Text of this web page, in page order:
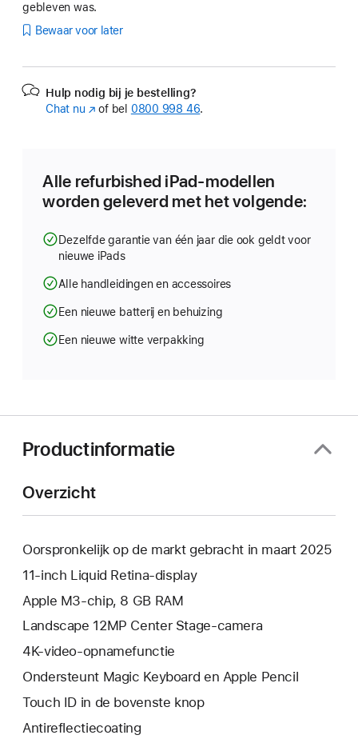
gebleven was.
Bewaar voor later
Hulp nodig bij je bestelling?
Chat nu (Wordt
geopend)
of bel 0800 998 46.
Alle refurbished iPad-modellen
worden geleverd met het volgende:
Dezelfde garantie van één jaar die ook geldt voor
nieuwe iPads
Alle handleidingen en accessoires
Een nieuwe batterij en behuizing
Een nieuwe witte verpakking
Productinformatie
Overzicht
Oorspronkelijk op de markt gebracht in maart 2025
11‑inch Liquid Retina-display
Apple M3‑chip, 8 GB RAM
Landscape 12MP Center Stage-camera
4K-video-opnamefunctie
Ondersteunt Magic Keyboard en Apple Pencil
Touch ID in de bovenste knop
Anti­reflectie­­­coating